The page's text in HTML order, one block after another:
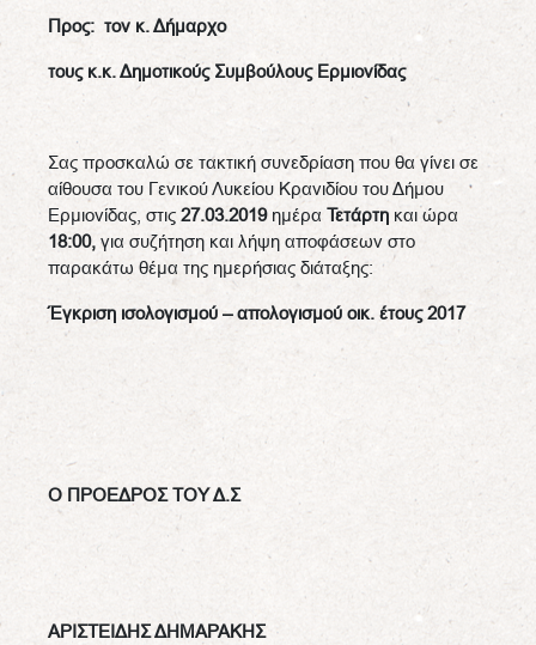
Προς: τον κ. Δήμαρχο
τους κ.κ. Δημοτικούς Συμβούλους Ερμιονίδας
Σας προσκαλώ σε τακτική συνεδρίαση που θα γίνει σε
αίθουσα του Γενικού Λυκείου Κρανιδίου του Δήμου
Ερμιονίδας, στις 27.03.2019ημέρα Τετάρτη και ώρα
18:00, για συζήτηση και λήψη αποφάσεων στo
παρακάτω θέμα της ημερήσιας διάταξης:
Έγκριση ισολογισμού – απολογισμού οικ. έτους 2017
Ο ΠΡΟΕΔΡΟΣ ΤΟΥ Δ.Σ
ΑΡΙΣΤΕΙΔΗΣ ΔΗΜΑΡΑΚΗΣ